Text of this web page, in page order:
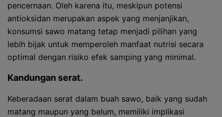
pencernaan. Oleh karena itu, meskipun potensi
antioksidan merupakan aspek yang menjanjikan,
konsumsi sawo matang tetap menjadi pilihan yang
lebih bijak untuk memperoleh manfaat nutrisi secara
optimal dengan risiko efek samping yang minimal.
Kandungan serat.
Keberadaan serat dalam buah sawo, baik yang sudah
matang maupun yang belum, memiliki implikasi